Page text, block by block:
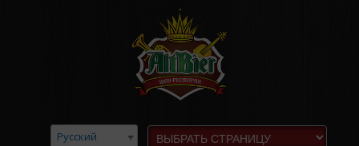
Русский